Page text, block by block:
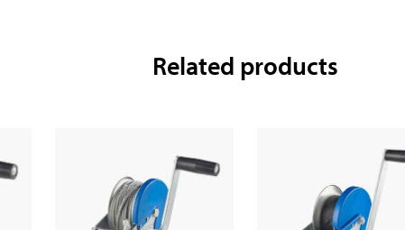
Related products